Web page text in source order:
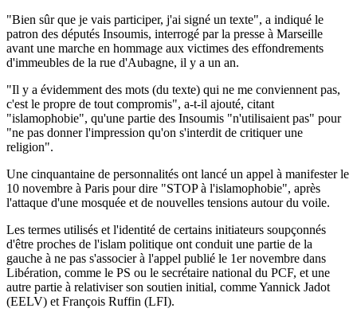
"Bien sûr que je vais participer, j'ai signé un texte", a indiqué le
patron des députés Insoumis, interrogé par la presse à Marseille
avant une marche en hommage aux victimes des effondrements
d'immeubles de la rue d'Aubagne, il y a un an.
"Il y a évidemment des mots (du texte) qui ne me conviennent pas,
c'est le propre de tout compromis", a-t-il ajouté, citant
"islamophobie", qu'une partie des Insoumis "n'utilisaient pas" pour
"ne pas donner l'impression qu'on s'interdit de critiquer une
religion".
Une cinquantaine de personnalités ont lancé un appel à manifester le
10 novembre à Paris pour dire "STOP à l'islamophobie", après
l'attaque d'une mosquée et de nouvelles tensions autour du voile.
Les termes utilisés et l'identité de certains initiateurs soupçonnés
d'être proches de l'islam politique ont conduit une partie de la
gauche à ne pas s'associer à l'appel publié le 1er novembre dans
Libération, comme le PS ou le secrétaire national du PCF, et une
autre partie à relativiser son soutien initial, comme Yannick Jadot
(EELV) et François Ruffin (LFI).